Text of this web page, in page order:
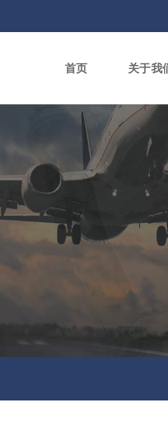
首页 关于我